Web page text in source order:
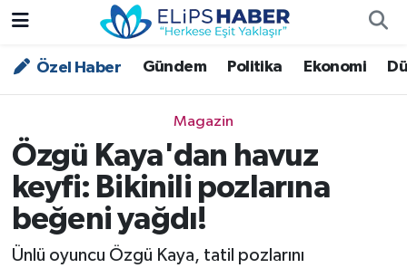
Özel Haber Gündem Politika Ekonomi
Magazin
Özgü Kaya'dan havuz
keyfi: Bikinili pozlarına
beğeni yağdı!
Ünlü oyuncu Özgü Kaya, tatil pozlarını
Özel Haber
Asayiş
Bilim - Teknoloji
Çevre - İklim
Nöbetçi Eczaneler
Trafik Durumu
Süper Lig Puan Durumu ve Fikstür
Tüm Manşetler